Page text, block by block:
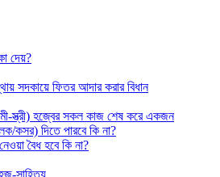
দেয়?
সদকায়ে ফিতর আদার করার বিধান
স্ত্রী) হজ্বের সকল কাজ শেষ করে একজন
কসর) দিতে পারবে কি না?
বৈধ হবে কি না?